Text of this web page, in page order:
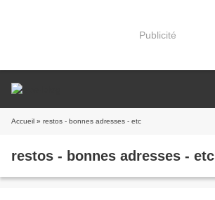
Publicité
Accueil » restos - bonnes adresses - etc
restos - bonnes adresses - etc